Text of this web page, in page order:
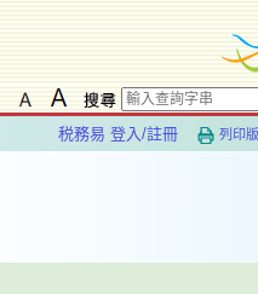
列印
税務易 登入/註冊